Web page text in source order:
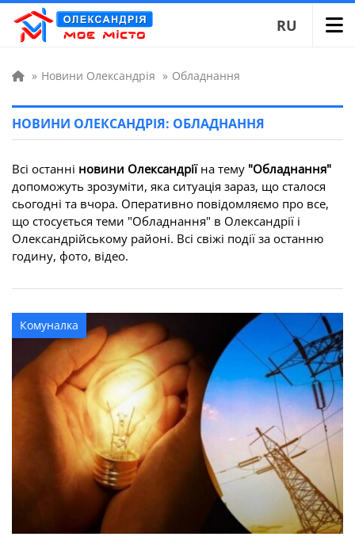
RU
» Новини Олександрія » Обладнання
НОВИНИ ОЛЕКСАНДРІЯ: ОБЛАДНАННЯ
Всі останні новини Олександріїна тему "Обладнання"
допоможуть зрозуміти, яка ситуація зараз, що сталося
сьогодні та вчора. Оперативно повідомляємо про все,
що стосується теми "Обладнання" в Олександрії і
Олександрійському районі. Всі свіжі події за останню
годину, фото, відео.
Комуналка